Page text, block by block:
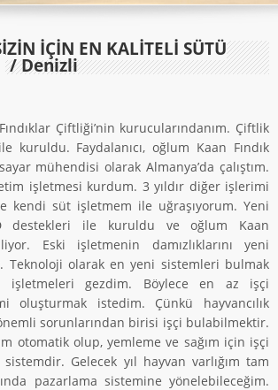
İÇIN EN KALITELI SÜTÜ
/ Denizli
Çiftliği’nin kurucularındanım. Çiftlik
kuruldu. Faydalanıcı, oğlum Kaan Fındık
mühendisi olarak Almanya’da çalıştım.
işletmesi kurdum. 3 yıldır diğer işlerimi
kendi süt işletmem ile uğraşıyorum. Yeni
destekleri ile kuruldu ve oğlum Kaan
Eski işletmenin damızlıklarını yeni
Teknoloji olarak en yeni sistemleri bulmak
işletmeleri gezdim. Böylece en az işçi
oluşturmak istedim. Çünkü hayvancılık
sorunlarından birisi işçi bulabilmektir.
otomatik olup, yemleme ve sağım için işçi
Gelecek yıl hayvan varlığım tam
pazarlama sistemine yönelebileceğim.